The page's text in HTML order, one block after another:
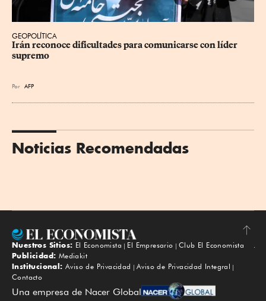
GEOPOLÍTICA
Irán reconoce dificultades para comunicarse con líder
supremo
Por AFP
Noticias Recomendadas
Subir
Nuestros Sitios: El Economista El Empresario
Club El Economista
Publicidad: Mediakit
Institucional: Aviso de Privacidad
Aviso de Privacidad Integral
Contacto
Una empresa de Nacer Global